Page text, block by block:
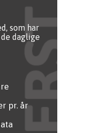
som har
daglige
pr. år